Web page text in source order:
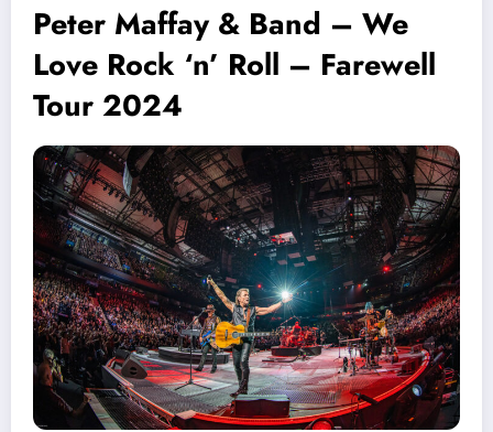
Peter Maffay & Band – We
Love Rock ‘n’ Roll – Farewell
Tour 2024